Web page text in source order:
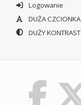
Logowanie
DUŻA CZCIONKA
DUŻY KONTRAST